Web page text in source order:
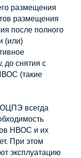
размещения
размещения
после полного
(или)
до снятия с
(такие
всегда
НВОС и их
При этом
эксплуатацию